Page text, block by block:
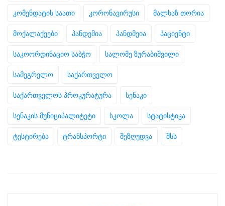
კომენდატის საათი კორონავირუსი მალხაზ თორია
მოქალაქეები პანდემია პანდმეია პაციენტი
საკოორდინაციო საბჭო სალომე ზურაბიშვილი
სამეგრელო საქართველო
საქართველოს პროკურატურა სენაკი
სენაკის მუნიციპალიტეტი სკოლა სტატისტიკა
ტესტირება ტრანსპორტი შეზღუდვა შსს